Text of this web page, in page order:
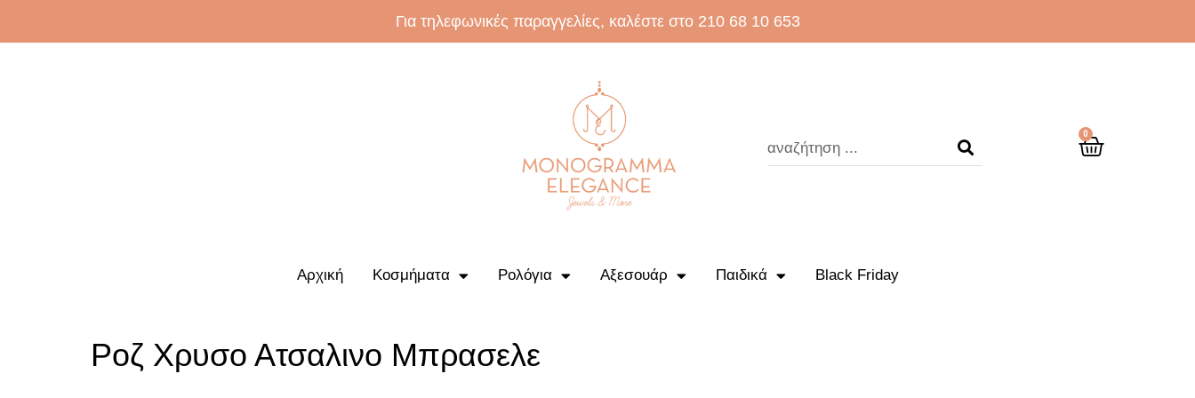
Για τηλεφωνικές παραγγελίες, καλέστε στο 210 68 10 653
0
Αρχική Κοσμήματα Ρολόγια Αξεσουάρ Παιδικά Black Friday
Ροζ Χρυσο Ατσαλινο Μπρασελε